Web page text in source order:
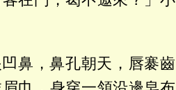
鼻，鼻孔朝天，唇褰齒